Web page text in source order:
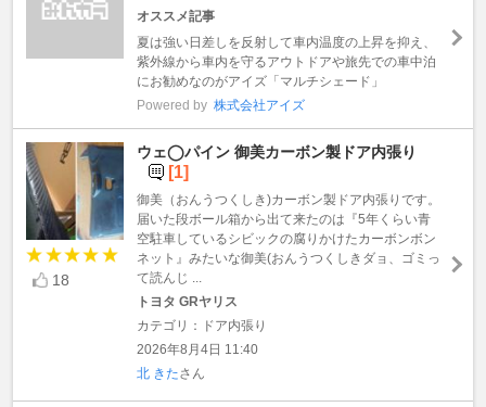
オススメ記事
夏は強い日差しを反射して車内温度の上昇を抑え、
紫外線から車内を守るアウトドアや旅先での車中泊
にお勧めなのがアイズ「マルチシェード」
Powered by 株式会社アイズ
18
ウェ◯パイン 御美カーボン製ドア内張り
[1]
御美（おんうつくしき)カーボン製ドア内張りです。
届いた段ボール箱から出て来たのは『5年くらい青
空駐車しているシビックの腐りかけたカーボンボン
ネット』みたいな御美(おんうつくしきダョ、ゴミっ
て読んじ ...
トヨタ GRヤリス
カテゴリ：ドア内張り
2026年8月4日 11:40
北 きたさん